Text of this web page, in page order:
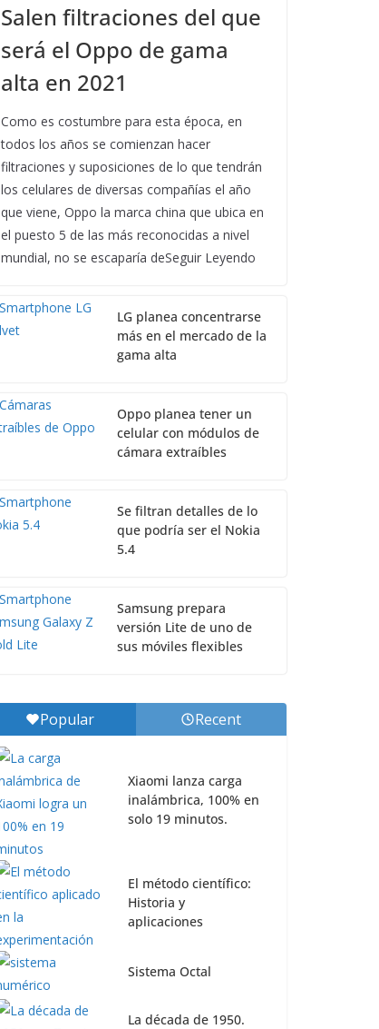
Salen filtraciones del que
será el Oppo de gama
alta en 2021
Como es costumbre para esta época, en
todos los años se comienzan hacer
filtraciones y suposiciones de lo que tendrán
los celulares de diversas compañías el año
que viene, Oppo la marca china que ubica en
el puesto 5 de las más reconocidas a nivel
mundial, no se escaparía deSeguir Leyendo
LG planea concentrarse
más en el mercado de la
gama alta
Oppo planea tener un
celular con módulos de
cámara extraíbles
Se filtran detalles de lo
que podría ser el Nokia
5.4
Samsung prepara
versión Lite de uno de
sus móviles flexibles
Popular Recent
Xiaomi lanza carga
inalámbrica, 100% en
solo 19 minutos.
El método científico:
Historia y
aplicaciones
Sistema Octal
La década de 1950.